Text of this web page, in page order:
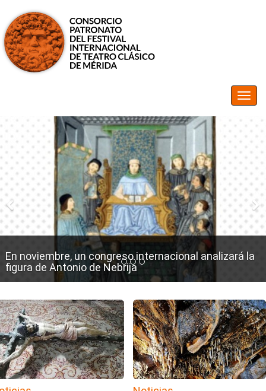
noviembre, un congreso internacional analizará la
de Antonio de Nebrija